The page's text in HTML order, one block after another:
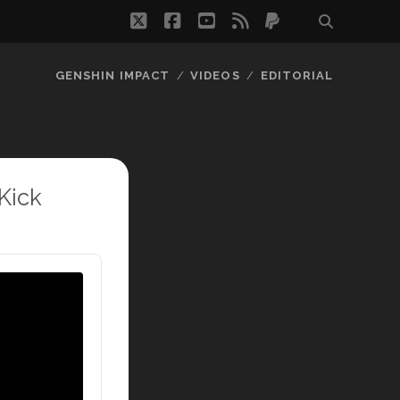
twitterfacebook
youtube
rss paypal
GENSHIN IMPACT VIDEOS EDITORIAL